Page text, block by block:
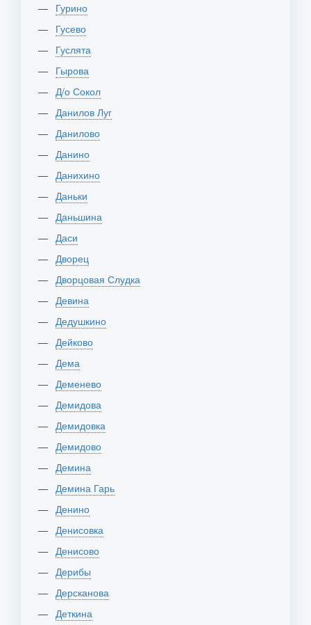
Гурино
Гусево
Гуслята
Гырова
Д/о Сокол
Данилов Луг
Данилово
Данино
Данихино
Даньки
Даньшина
Даси
Дворец
Дворцовая Слудка
Девина
Дедушкино
Дейково
Дема
Деменево
Демидова
Демидовка
Демидово
Демина
Демина Гарь
Денино
Денисовка
Денисово
Дерибы
Дерсканова
Деткина